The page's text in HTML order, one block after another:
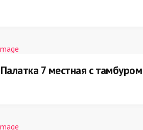
Палатка 7 местная с тамбуром